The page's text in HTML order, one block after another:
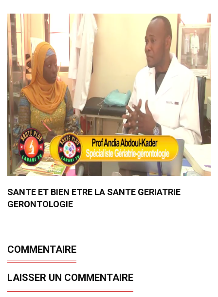
SANTE ET BIEN ETRE LA SANTE GERIATRIE
GERONTOLOGIE
COMMENTAIRE
LAISSER UN COMMENTAIRE